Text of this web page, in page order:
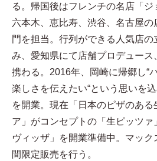
る。帰国後はフレンチの名店「
六本木、恵比寿、渋谷、名古屋
門を担当。行列ができる人気店の
み、愛知県にて店舗プロデュース
携わる。2016年、岡崎に帰郷し“
楽しさを伝えたい“という思いを
を開業。現在「日本のピザのある
ア」がコンセプトの「生ピッツ
ヴィッザ」を開業準備中。マッ
間限定販売を行う。